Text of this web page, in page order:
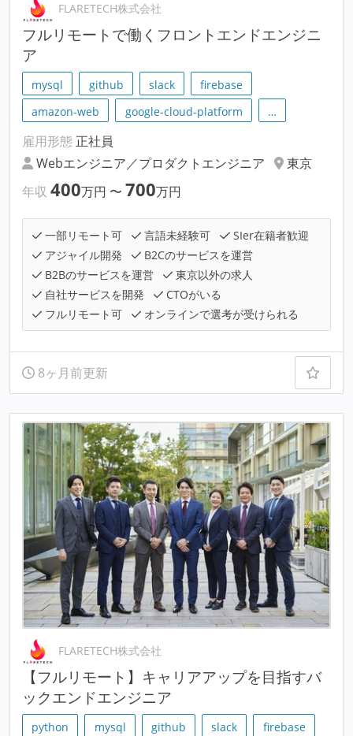
FLARETECH株式会社
フルリモートで働くフロントエンドエンジニ
ア
mysql github slack
firebase
amazon-web
google-cloud-platform …
雇用形態 正社員
Webエンジニア／プロダクトエンジニア
東京
年収 400万円 〜 700万円
一部リモート可 言語未経験可
SIer在籍者歓迎
アジャイル開発
B2Cのサービスを運営
B2Bのサービスを運営
東京以外の求人
自社サービスを開発
CTOがいる
フルリモート可
オンラインで選考が受けられる
8ヶ月前更新
FLARETECH株式会社
【フルリモート】キャリアアップを目指すバ
ックエンドエンジニア
python mysql github slack firebase